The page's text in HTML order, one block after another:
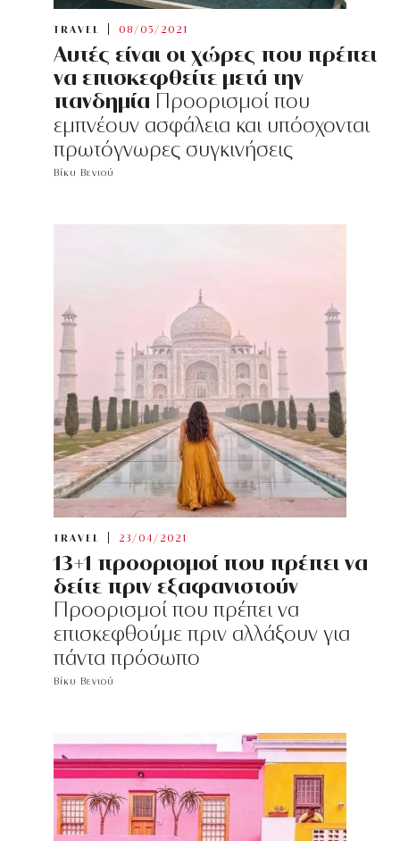
TRAVEL 08/05/2021
Αυτές είναι οι χώρες που πρέπει
να επισκεφθείτε μετά την
πανδημία Προορισμοί που
εμπνέουν ασφάλεια και υπόσχονται
πρωτόγνωρες συγκινήσεις
Βίκυ Βενιού
TRAVEL 23/04/2021
13+1 προορισμοί που πρέπει να
δείτε πριν εξαφανιστούν
Προορισμοί που πρέπει να
επισκεφθούμε πριν αλλάξουν για
πάντα πρόσωπο
Βίκυ Βενιού